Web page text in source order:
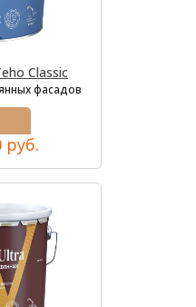
Classic
фасадов
руб.